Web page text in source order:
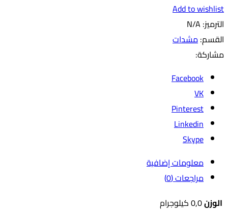
Add to wishlist
الترميز: N/A
القسم:مشدات
مشاركة:
Facebook
VK
Pinterest
Linkedin
Skype
معلومات إضافية
مراجعات (0)
الوزن0,0 كيلوجرام